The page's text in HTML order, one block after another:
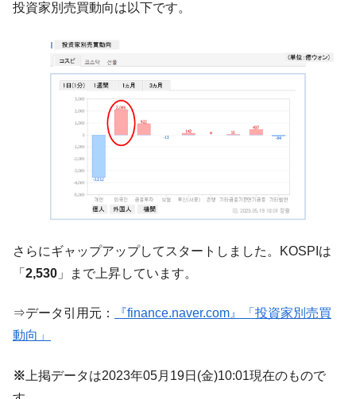
『Money1』
【対日本円】ウォン安が急進！ 日米の協調
『Money1』
韓国政府『BYD』車への補助金を全廃 ⇒ 実
は韓国で『BYD』車は売れている。6カ月で対前年同期比
『Money1』
在韓米国大使スティールが着韓！⇒ さっそ
く空港に詰めかけ「出て行け！」「極右勢力」のプラカー
ドを掲げる「在韓反米勢力」
『Money1』
韓国政府「2035年までに18.4GW規模のAIデ
ータセンター整備」⇒ だから無理だってば。
『Money1』
JPモルガン「韓国レバレッジETFの清算は
韓国『国民年金公団』株価暴落で200兆蒸
発。
『Money1』
韓国政府「ニセＫ-ブランドを通報しようキ
ャンペーン」⇒ あの名物教授も登場！
ぎ」では。
『Money1』
投資家別売買動向は以下です。
さらにギャップアップしてスタートしました。KOSPIは
「 2,530 」まで上昇しています。
⇒データ引用元：
『finance.naver.com』「投資家別売買
動向」
※ 上掲データは2023年05月19日(金)10:01現在のもので